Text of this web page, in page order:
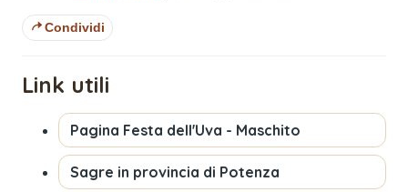
Condividi
Link utili
Pagina Festa dell'Uva - Maschito
Sagre in provincia di Potenza